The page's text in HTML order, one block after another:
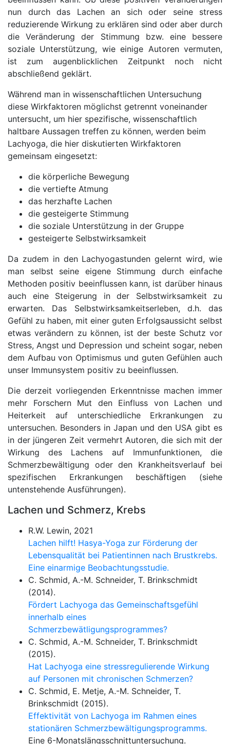
nun durch das Lachen an sich oder seine stress
reduzierende Wirkung zu erklären sind oder aber durch
die Veränderung der Stimmung bzw. eine bessere
soziale Unterstützung, wie einige Autoren vermuten,
ist zum augenblicklichen Zeitpunkt noch nicht
abschließend geklärt.
Während man in wissenschaftlichen Untersuchung
diese Wirkfaktoren möglichst getrennt voneinander
untersucht, um hier spezifische, wissenschaftlich
haltbare Aussagen treffen zu können, werden beim
Lachyoga, die hier diskutierten Wirkfaktoren
gemeinsam eingesetzt:
die körperliche Bewegung
die vertiefte Atmung
das herzhafte Lachen
die gesteigerte Stimmung
die soziale Unterstützung in der Gruppe
gesteigerte Selbstwirksamkeit
Da zudem in den Lachyogastunden gelernt wird, wie
man selbst seine eigene Stimmung durch einfache
Methoden positiv beeinflussen kann, ist darüber hinaus
auch eine Steigerung in der Selbstwirksamkeit zu
erwarten. Das Selbstwirksamkeitserleben, d.h. das
Gefühl zu haben, mit einer guten Erfolgsaussicht selbst
etwas verändern zu können, ist der beste Schutz vor
Stress, Angst und Depression und scheint sogar, neben
dem Aufbau von Optimismus und guten Gefühlen auch
unser Immunsystem positiv zu beeinflussen.
Die derzeit vorliegenden Erkenntnisse machen immer
mehr Forschern Mut den Einfluss von Lachen und
Heiterkeit auf unterschiedliche Erkrankungen zu
untersuchen. Besonders in Japan und den USA gibt es
in der jüngeren Zeit vermehrt Autoren, die sich mit der
Wirkung des Lachens auf Immunfunktionen, die
Schmerzbewältigung oder den Krankheitsverlauf bei
spezifischen Erkrankungen beschäftigen (siehe
untenstehende Ausführungen).
Lachen und Schmerz, Krebs
R.W. Lewin, 2021
Lachen hilft! Hasya-Yoga zur Förderung der
Lebensqualität bei Patientinnen nach Brustkrebs.
Eine einarmige Beobachtungsstudie.
C. Schmid, A.-M. Schneider, T. Brinkschmidt
(2014).
Fördert Lachyoga das Gemeinschaftsgefühl
innerhalb eines
Schmerzbewätligungsprogrammes?
C. Schmid, A.-M. Schneider, T. Brinkschmidt
(2015).
Hat Lachyoga eine stressregulierende Wirkung
auf Personen mit chronischen Schmerzen?
C. Schmid, E. Metje, A.-M. Schneider, T.
Brinkschmidt (2015).
Effektivität von Lachyoga im Rahmen eines
stationären Schmerzbewältigungsprogramms.
Eine 6-Monatslängsschnittuntersuchung.